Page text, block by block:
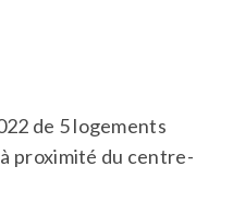
de 5 logements
proximité du centre-